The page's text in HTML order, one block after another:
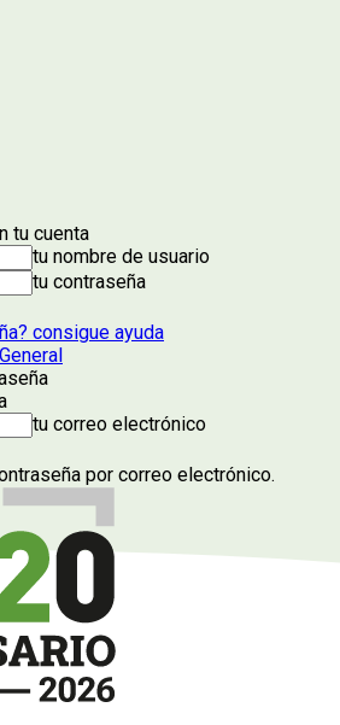
tu cuenta
tu nombre de usuario
tu contraseña
consigue ayuda
tu correo electrónico
por correo electrónico.